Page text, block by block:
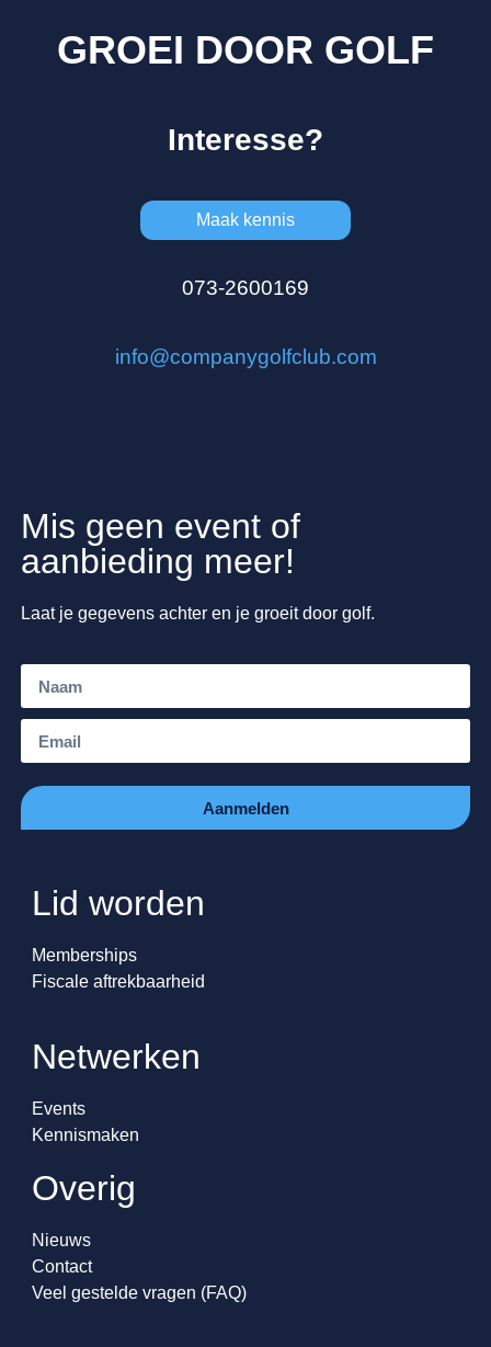
GROEI DOOR GOLF
Interesse?
Maak kennis
073-2600169
info@companygolfclub.com
Mis geen event of
aanbieding meer!
Laat je gegevens achter en je groeit door golf.
Aanmelden
Lid worden
Memberships
Fiscale aftrekbaarheid
Netwerken
Events
Kennismaken
Overig
Nieuws
Contact
Veel gestelde vragen (FAQ)